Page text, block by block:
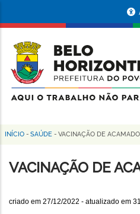
conteúdo
principal
da
Prefeitura
de
Horizonte
Trilha
de
INÍCIO - SAÚDE - VACINAÇÃO DE
VACINAÇÃO DE
criado em 27/12/2022 - atualizado em